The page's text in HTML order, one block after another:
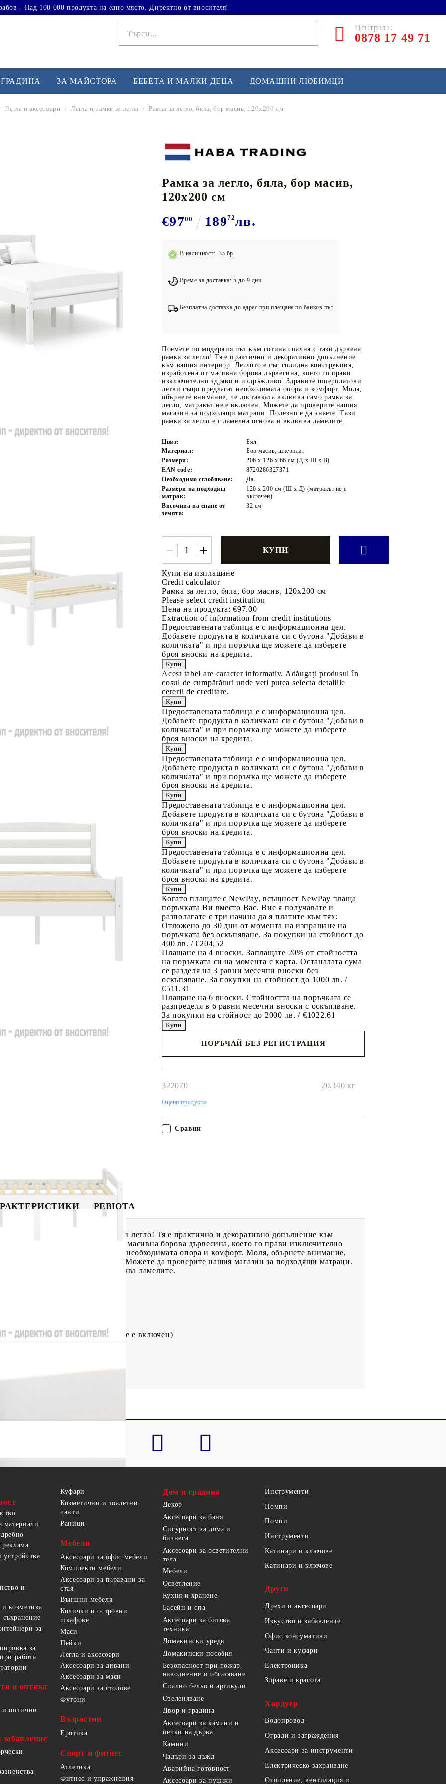
- Над 100 000 продукта на едно място. Директно от вносителя!
Централа:
0878 17 49 71
Лостове за набиране
Силови кули
Баскетбол
Бейзбол и софтбол
Хокей и лакрос
Основно спортно оборудване
ЗА МАЙСТОРА БЕБЕТА И МАЛКИ ДЕЦА ДОМАШНИ ЛЮБИМЦИ
Легла и аксесоари Легла и рамки за легла Рамка за легло, бяла, бор масив, 120х200 см
Рамка за легло, бяла, бор масив,
120х200 см
€9700 18972лв.
В наличност: 33 бр.
Време за доставка: 5 до 9 дни
Безплатна доставка до адрес при плащане по банков път
Поемете по модерния път към готина спалня с тази дървена
рамка за легло! Тя е практично и декоративно допълнение
към вашия интериор. Леглото е със солидна конструкция,
изработена от масивна борова дървесина, което го прави
изключително здраво и издръжливо. Здравите шперплатови
летви също предлагат необходимата опора и комфорт. Моля,
обърнете внимание, че доставката включва само рамка за
легло; матракът не е включен. Можете да проверите нашия
магазин за подходящи матраци. Полезно е да знаете: Тази
рамка за легло е с ламелна основа и включва ламелите.
Цвят:
Бял
Материал:
Бор масив, шперплат
Размери:
206 x 126 x 66 см (Д x Ш x В)
EAN code:
8720286327371
Необходимо сглобяване:
Да
Размери на подходящ
матрак:
120 x 200 см (Ш x Д) (матракът не е
включен)
Височина на спане от
земята:
32 см
Купи на изплащане
Credit calculator
Рамка за легло, бяла, бор масив, 120х200 см
Please select credit institution
Цена на продукта: €97.00
Extraction of information from credit institutions
Предоставената таблица е с информационна цел.
Добавете продукта в количката си с бутона "Добави в
количката" и при поръчка ще можете да изберете
броя вноски на кредита.
Acest tabel are caracter informativ. Adăugați produsul în
coșul de cumpărături unde veți putea selecta detaliile
cererii de creditare.
Предоставената таблица е с информационна цел.
Добавете продукта в количката си с бутона "Добави в
количката" и при поръчка ще можете да изберете
броя вноски на кредита.
Предоставената таблица е с информационна цел.
Добавете продукта в количката си с бутона "Добави в
количката" и при поръчка ще можете да изберете
броя вноски на кредита.
Предоставената таблица е с информационна цел.
Добавете продукта в количката си с бутона "Добави в
количката" и при поръчка ще можете да изберете
броя вноски на кредита.
Предоставената таблица е с информационна цел.
Добавете продукта в количката си с бутона "Добави в
количката" и при поръчка ще можете да изберете
броя вноски на кредита.
Когато плащате с NewPay, всъщност NewPay плаща
поръчката Ви вместо Вас. Вие я получавате и
разполагате с три начина да я платите към тях:
Отложено до 30 дни от момента на изпращане на
поръчката без оскъпяване. За покупки на стойност до
400 лв. / €204,52
Плащане на 4 вноски. Заплащате 20% от стойността
на поръчката си на момента с карта. Останалата сума
се разделя на 3 равни месечни вноски без
оскъпяване. За покупки на стойност до 1000 лв. /
€511.31
Плащане на 6 вноски. Стойността на поръчката се
разпределя в 6 равни месечни вноски с оскъпяване.
За покупки на стойност до 2000 лв. / €1022.61
ПОРЪЧАЙ БЕЗ РЕГИСТРАЦИЯ
322070 20.340 кг
Оцени продукта
Сравни
РЕВЮТА
спалня с тази дървена рамка за легло! Тя е практично и декоративно допълнение към
конструкция, изработена от масивна борова дървесина, което го прави изключително
летви също предлагат необходимата опора и комфорт. Моля, обърнете внимание,
легло; матракът не е включен. Можете да проверите нашия магазин за подходящи матраци.
е с ламелна основа и включва ламелите.
120 x 200 см (Ш x Д) (матракът не е включен)
материали
и
козметика
за
за
работа
и оптика
и оптични
забавление
Куфари
Козметични и тоалетни
чанти
Раници
Мебели
Аксесоари за офис мебели
Комплекти мебели
Аксесоари за паравани за
стая
Външни мебели
Колички и островни
шкафове
Маси
Пейки
Легла и аксесоари
Аксесоари за дивани
Аксесоари за маси
Аксесоари за столове
Футони
Възрастни
Еротика
Спорт и фитнес
Атлетика
Фитнес и упражнения
Дом и градина
Декор
Аксесоари за баня
Сигурност за дома и
бизнеса
Аксесоари за осветителни
тела
Мебели
Осветление
Кухня и хранене
Басейн и спа
Аксесоари за битова
техника
Домакински уреди
Домакински пособия
Безопасност при пожар,
наводнение и обгазяване
Спално бельо и артикули
Озеленяване
Двор и градина
Аксесоари за камини и
печки на дърва
Камини
Чадъри за дъжд
Аварийна готовност
Аксесоари за пушачи
Инструменти
Помпи
Помпи
Инструменти
Катинари и ключове
Катинари и ключове
Други
Дрехи и аксесоари
Изкуство и забавление
Офис консумативи
Чанти и куфари
Електроника
Здраве и красота
Хардуер
Водопровод
Огради и заграждения
Аксесоари за инструменти
Електрическо захранване
Отопление, вентилация и